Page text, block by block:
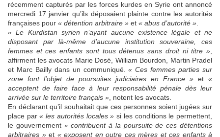
récemment capturés par les forces kurdes en Syrie ont annoncé
mercredi 17 janvier qu’ils déposaient plainte contre les autorités
françaises pour « détention arbitraire » et « abus d’autorité »
« Le Kurdistan syrien n’ayant aucune existence légale et ne
disposant par là-même d’aucune institution souveraine, ces
femmes et ces enfants sont tous détenus sans droit ni titre »
affirment les avocats Marie Dosé, William Bourdon, Martin Pradel
et Marc Bailly dans un communiqué.« Ces femmes parties sur
zone font l’objet de poursuites judiciaires en France » et «
acceptent de faire face à leur responsabilité pénale dès leur
arrivée sur le territoire français » , notent les avocats.
En déclarant qu’il souhaitait que ces personnes soient jugées sur
place par« les autorités locales » si les conditions le permettent,
le gouvernement « contribuent à la poursuite de ces détentions
arbitraires »et « exposent en outre ces mères et ces enfants à